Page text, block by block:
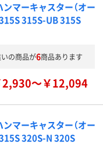
マーキャスター（オー
315S-UB 315S
いの商品が6商品あります
2,930～￥12,094
マーキャスター（オー
320S-N 320S